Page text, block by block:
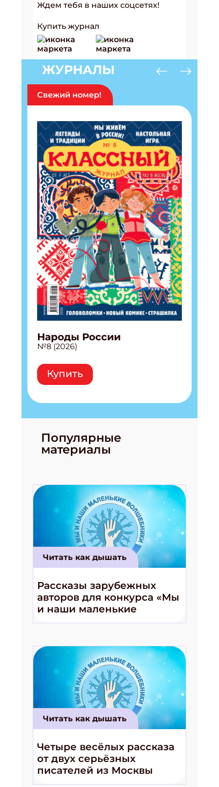
Ждем тебя в наших соцсетях!
Купить журнал
ЖУРНАЛЫ
Свежий номер!
Народы России
№8 (2026)
Купить
Популярные
материалы
Читать как дышать
Рассказы зарубежных
авторов для конкурса «Мы
и наши маленькие
волшебники!»
Читать как дышать
Четыре весёлых рассказа
от двух серьёзных
писателей из Москвы